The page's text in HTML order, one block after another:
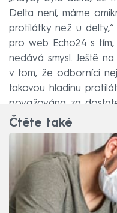
Delta není, máme
protilátky než u
pro web Echo24 s
nedává smysl. Ještě
v tom, že odborníci
takovou hladinu
považována za
Čtěte také